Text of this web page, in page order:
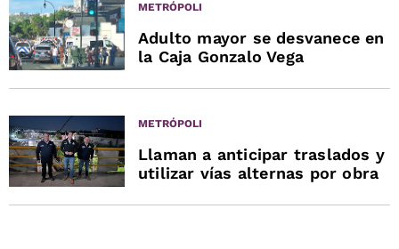
METRÓPOLI
Adulto mayor se desvanece en
la Caja Gonzalo Vega
METRÓPOLI
Llaman a anticipar traslados y
utilizar vías alternas por obra